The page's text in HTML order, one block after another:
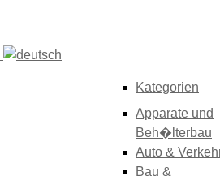
Kategorien
Apparate und
Beh�lterbau
Auto &
Bau &